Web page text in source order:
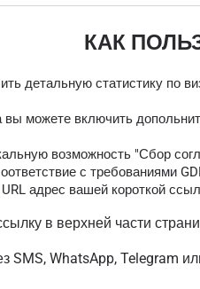
КАК
детальную статистику по
вы можете включить
возможность "Сбор
с требованиями
адрес вашей короткой
в верхней части
SMS, WhatsApp, Telegram